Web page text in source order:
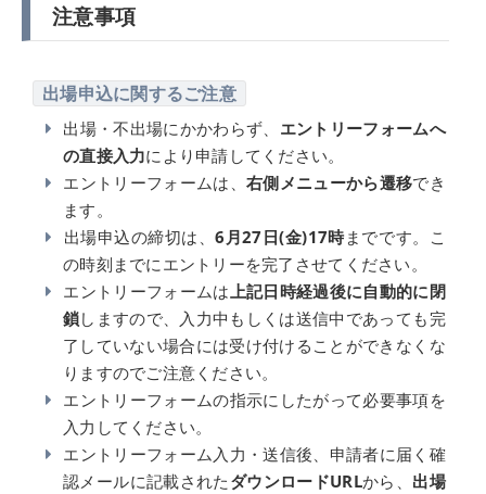
注意事項
出場申込に関するご注意
出場・不出場にかかわらず、 エントリーフォームへ
の直接入力により申請してください。
エントリーフォームは、 右側メニューから遷移でき
ます。
出場申込の締切は、6月27日(金)17時までです。こ
の時刻までにエントリーを完了させてください。
エントリーフォームは上記日時経過後に自動的に閉
鎖しますので、入力中もしくは送信中であっても完
了していない場合には受け付けることができなくな
りますのでご注意ください。
エントリーフォームの指示にしたがって必要事項を
入力してください。
エントリーフォーム入力・送信後、申請者に届く確
認メールに記載された ダウンロードURLから、 出場